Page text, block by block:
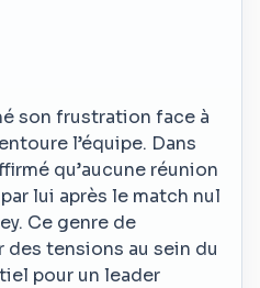
son frustration face à
l’équipe. Dans
qu’aucune réunion
lui après le match nul
Ce genre de
tensions au sein du
pour un leader